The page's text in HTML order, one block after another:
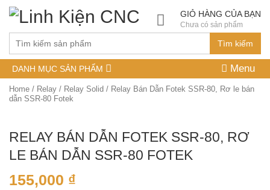
Tìm kiếm
GIỎ HÀNG CỦA BẠN
Chưa có sản phẩm
DANH MỤC SẢN PHẨM Menu
Home / Relay / Relay Solid / Relay Bán Dẫn Fotek SSR-80, Rơ le bán
dẫn SSR-80 Fotek
RELAY BÁN DẪN FOTEK SSR-80, RƠ
LE BÁN DẪN SSR-80 FOTEK
155,000 ₫